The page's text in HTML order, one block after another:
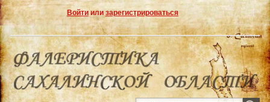
Войтиили зарегистрироваться